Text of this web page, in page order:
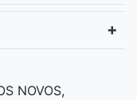
NOVOS,